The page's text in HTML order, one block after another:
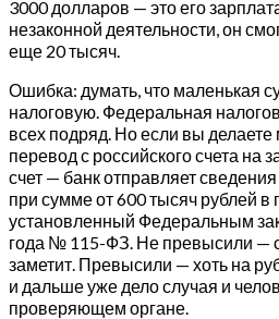
3000 долларов — это его
незаконной деятельности, он
еще 20 тысяч.
Ошибка: думать, что маленькая
налоговую. Федеральная
всех подряд. Но если вы
перевод с российского счета на
счет — банк отправляет
при сумме от 600 тысяч рублей в
установленный Федеральным
года № 115-ФЗ. Не превысили —
заметит. Превысили — хоть на
и дальше уже дело случая и
проверяющем органе.